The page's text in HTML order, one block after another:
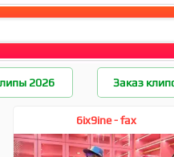
2026 Заказ
6ix9ine - fax